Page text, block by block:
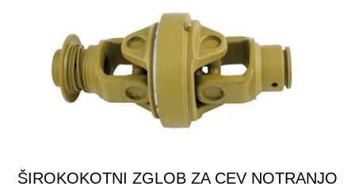
ŠIROKOKOTNI ZGLOB ZA CEV NOTRANJO